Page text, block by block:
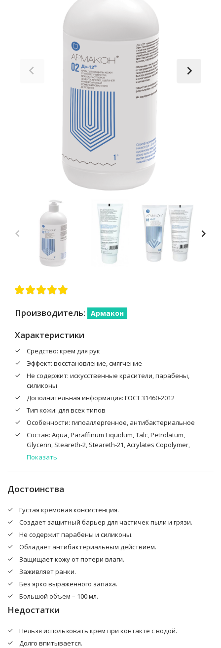
Производитель: Армакон
Характеристики
Средство: крем для рук
Эффект: восстановление, смягчение
Не содержит: искусственные красители, парабены,
силиконы
Дополнительная информация: ГОСТ 31460-2012
Тип кожи: для всех типов
Особенности: гипоаллергенное, антибактериальное
Cостав: Aqua, Paraffinum Liquidum, Talc, Petrolatum,
Glycerin, Steareth-2, Steareth-21, Acrylates Copolymer,
Stearic Acid, Cetearyl Alcohol, Phenoxyethanol, PEG-30
Benzoic Acid, Dehydroacetic Acid, Parfum
Показать
Достоинства
Густая кремовая консистенция.
Создает защитный барьер для частичек пыли и грязи.
Не содержит парабены и силиконы.
Обладает антибактериальным действием.
Защищает кожу от потери влаги.
Заживляет ранки.
Без ярко выраженного запаха.
Большой объем – 100 мл.
Недостатки
Нельзя использовать крем при контакте с водой.
Долго впитывается.